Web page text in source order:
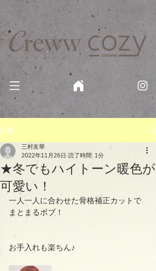
京都・四条 烏丸の美容室・美容院【Creww KYOTO (クルー)】【cozy creww(コージークルー)】 京都市 ヘ
記事
★冬でもハイトーン暖色が
可愛い！
三村友華
2022年11月26日 読了時間: 1分
一人一人に合わせた骨格補正カットで
まとまるボブ！
お手入れも楽ちん♪